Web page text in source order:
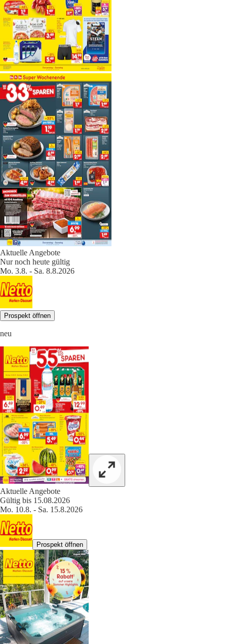
Aktuelle Angebote
Nur noch heute gültig
Mo. 3.8. - Sa. 8.8.2026
Prospekt öffnen
neu
Aktuelle Angebote
Gültig bis 15.08.2026
Mo. 10.8. - Sa. 15.8.2026
Prospekt öffnen